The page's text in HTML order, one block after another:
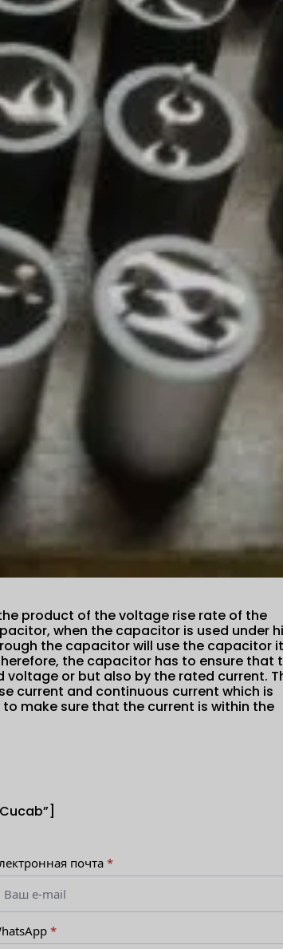
product of the voltage rise rate of the
when the capacitor is used under
the capacitor will use the capacitor
the capacitor has to ensure that
or but also by the rated current.
current and continuous current which is
make sure that the current is within the
почта *
*